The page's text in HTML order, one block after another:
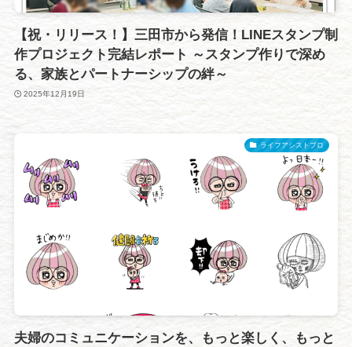
【祝・リリース！】三田市から発信！LINEスタンプ制
作プロジェクト完結レポート ～スタンプ作りで深め
る、家族とパートナーシップの絆～
2025年12月19日
ライフアシストプロ
夫婦のコミュニケーションを、もっと楽しく、もっと